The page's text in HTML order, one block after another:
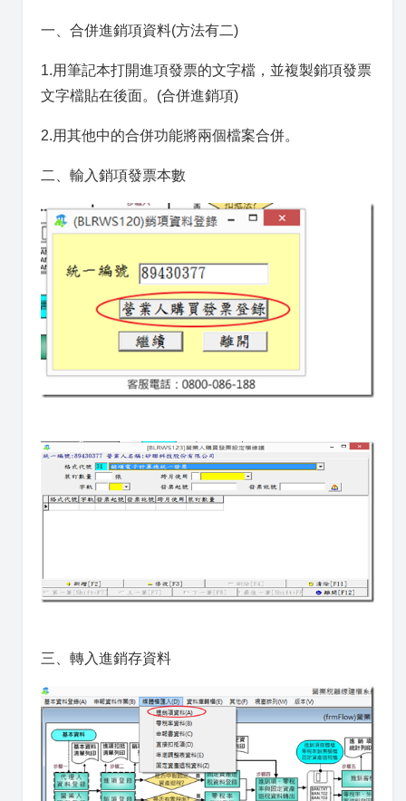
一、合併進銷項資料(方法有二)
1.用筆記本打開進項發票的文字檔，並複製銷項發票
文字檔貼在後面。(合併進銷項)
2.用其他中的合併功能將兩個檔案合併。
二、輸入銷項發票本數
三、轉入進銷存資料